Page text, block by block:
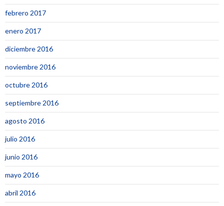
febrero 2017
enero 2017
diciembre 2016
noviembre 2016
octubre 2016
septiembre 2016
agosto 2016
julio 2016
junio 2016
mayo 2016
abril 2016